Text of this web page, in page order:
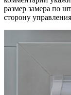
размер замера по
сторону